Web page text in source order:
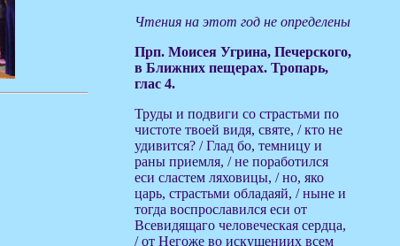
Чтения на этот год не определены
Прп. Моисея Угрина, Печерского,
в Ближних пещерах. Тропарь,
глас 4.
Труды и подвиги со страстьми по
чистоте твоей видя, святе, / кто не
удивится? / Глад бо, темницу и
раны приемля, / не поработился
еси сластем ляховицы, / но, яко
царь, страстьми обладаяй, / ныне и
тогда воспрославился еси от
Всевидящаго человеческая сердца,
/ от Негоже во искушениих всем